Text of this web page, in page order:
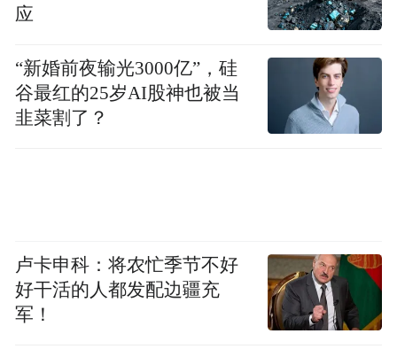
应
“新婚前夜输光3000亿”，硅
谷最红的25岁AI股神也被当
韭菜割了？
卢卡申科：将农忙季节不好
好干活的人都发配边疆充
军！